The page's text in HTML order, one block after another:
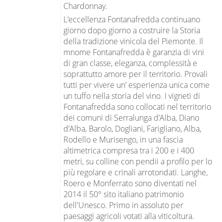
Chardonnay.
L’eccellenza Fontanafredda continuano
giorno dopo giorno a costruire la Storia
della tradizione vinicola del Piemonte. Il
mnome Fontanafredda è garanzia di vini
di gran classe, eleganza, complessità e
soprattutto amore per il territorio. Provali
tutti per vivere un’ esperienza unica come
un tuffo nella storia del vino. I vigneti di
Fontanafredda sono collocati nel territorio
dei comuni di Serralunga d’Alba, Diano
d’Alba, Barolo, Dogliani, Farigliano, Alba,
Rodello e Murisengo, in una fascia
altimetrica compresa tra i 200 e i 400
metri, su colline con pendii a profilo per lo
più regolare e crinali arrotondati. Langhe,
Roero e Monferrato sono diventati nel
2014 il 50° sito italiano patrimonio
dell'Unesco. Primo in assoluto per
paesaggi agricoli votati alla viticoltura.